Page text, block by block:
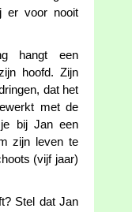
er voor nooit
hangt een
hoofd. Zijn
dat het
met de
bij Jan een
zijn leven te
(vijf jaar)
Stel dat Jan